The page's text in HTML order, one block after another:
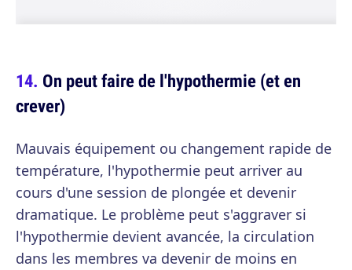
On peut faire de l'hypothermie (et en
crever)
Mauvais équipement ou changement rapide de
température, l'hypothermie peut arriver au
cours d'une session de plongée et devenir
dramatique. Le problème peut s'aggraver si
l'hypothermie devient avancée, la circulation
dans les membres va devenir de moins en